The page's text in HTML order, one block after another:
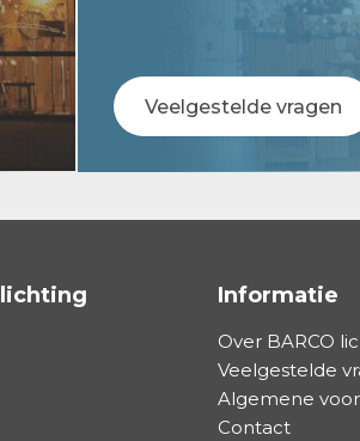
Veelgestelde vragen
Informatie
Over BARCO
Veelgestelde
Algemene
Contact